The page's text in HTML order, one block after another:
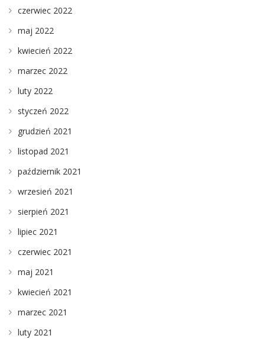
czerwiec 2022
maj 2022
kwiecień 2022
marzec 2022
luty 2022
styczeń 2022
grudzień 2021
listopad 2021
październik 2021
wrzesień 2021
sierpień 2021
lipiec 2021
czerwiec 2021
maj 2021
kwiecień 2021
marzec 2021
luty 2021